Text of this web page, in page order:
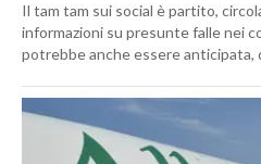
Il tam tam sui social è partito,
informazioni su presunte falle nei
potrebbe anche essere anticipata,